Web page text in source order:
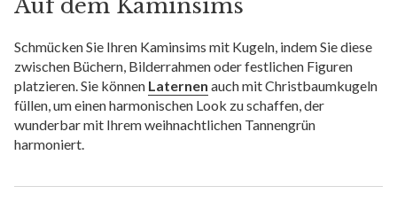
Auf dem Kaminsims
Schmücken Sie Ihren Kaminsims mit Kugeln, indem Sie diese
zwischen Büchern, Bilderrahmen oder festlichen Figuren
platzieren. Sie können Laternen auch mit Christbaumkugeln
füllen, um einen harmonischen Look zu schaffen, der
wunderbar mit Ihrem weihnachtlichen Tannengrün
harmoniert.